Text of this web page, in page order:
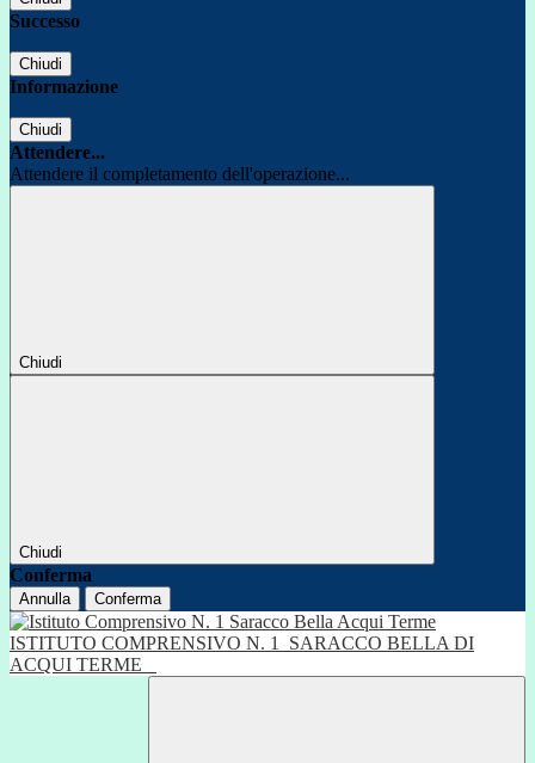
Successo
Chiudi
Informazione
Chiudi
Attendere...
Attendere il completamento dell'operazione...
Chiudi
Chiudi
Conferma
Annulla Conferma
ISTITUTO COMPRENSIVO N. 1
SARACCO BELLA DI
ACQUI TERME